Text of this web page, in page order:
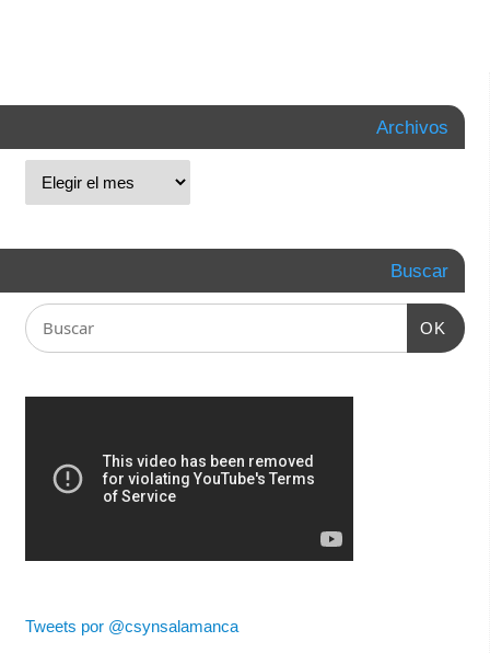
Archivos
Buscar
OK
Tweets por @csynsalamanca